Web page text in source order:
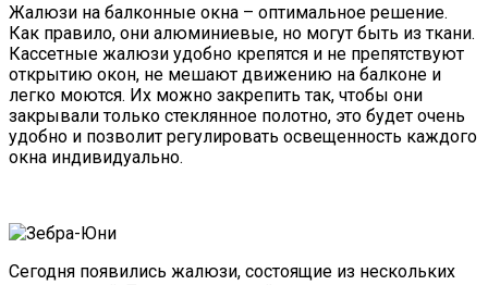
Жалюзи на балконные окна – оптимальное решение.
Как правило, они алюминиевые, но могут быть из ткани.
Кассетные жалюзи удобно крепятся и не препятствуют
открытию окон, не мешают движению на балконе и
легко моются. Их можно закрепить так, чтобы они
закрывали только стеклянное полотно, это будет очень
удобно и позволит регулировать освещенность каждого
окна индивидуально.
Сегодня появились жалюзи, состоящие из нескольких